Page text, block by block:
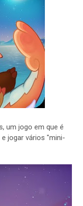
um jogo em que é
jogar vários "mini-